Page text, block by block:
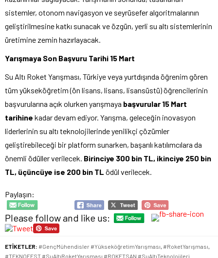
sistemler, otonom navigasyon ve seyrüsefer algoritmalarının
geliştirilmesine katkı sunacak ve özgün, yerli su altı sistemlerinin
üretimine zemin hazırlayacak.
Yarışmaya Son Başvuru Tarihi 15 Mart
Su Altı Roket Yarışması, Türkiye veya yurtdışında öğrenim gören
tüm yükseköğretim (ön lisans, lisans, lisansüstü) öğrencilerinin
başvurularına açık olurken yarışmaya başvurular 15 Mart
tarihine kadar devam ediyor. Yarışma, geleceğin inovasyon
liderlerinin su altı teknolojilerinde yenilikçi çözümler
geliştirebileceği bir platform sunarken, başarılı katılımcılara da
önemli ödüller verilecek. Birinciye 300 bin TL, ikinciye 250 bin
TL, üçüncüye ise 200 bin TL ödül verilecek.
Paylaşın:
Please follow and like us:
ETİKETLER: #GençMühendisler #YükseköğretimYarışması, #RoketYarışması,
#TEKNOFEST #SuAltıRoketYarışması #ROKETSAN #SuAltıTeknolojileri